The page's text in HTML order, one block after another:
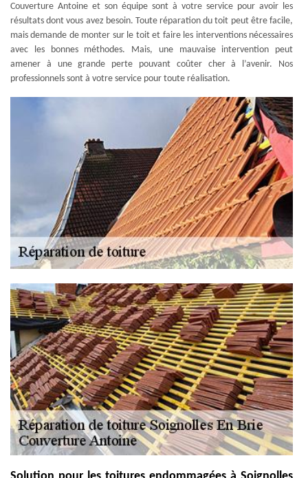
Couverture Antoine et son équipe sont à votre service pour avoir les
résultats dont vous avez besoin. Toute réparation du toit peut être facile,
mais demande de monter sur le toit et faire les interventions nécessaires
avec les bonnes méthodes. Mais, une mauvaise intervention peut
amener à une grande perte pouvant coûter cher à l’avenir. Nos
professionnels sont à votre service pour toute réalisation.